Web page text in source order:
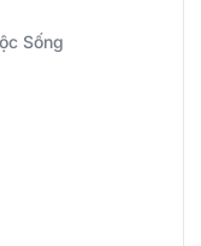
Sống